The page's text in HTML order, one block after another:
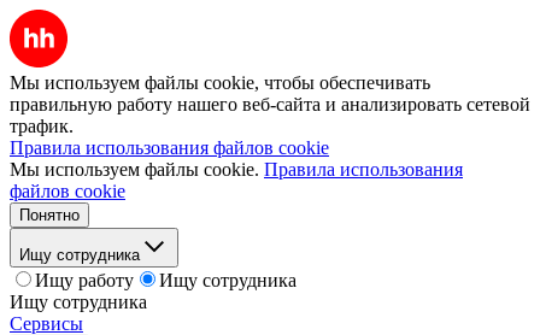
Мы используем файлы cookie, чтобы обеспечивать
правильную работу нашего веб-сайта и анализировать сетевой
трафик.
Правила использования файлов cookie
Мы используем файлы cookie. Правила использования
файлов cookie
Понятно
Ищу сотрудника
Ищу работу
Ищу сотрудника
Ищу сотрудника
Сервисы